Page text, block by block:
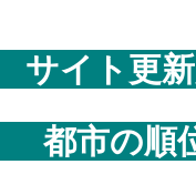
サイト更
都市の順